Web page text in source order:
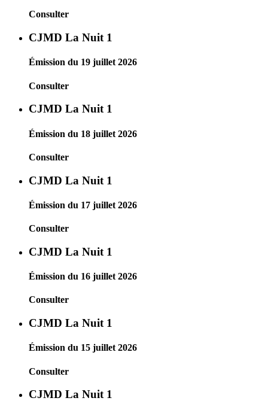
Consulter
CJMD La Nuit 1
Émission du 19 juillet 2026
Consulter
CJMD La Nuit 1
Émission du 18 juillet 2026
Consulter
CJMD La Nuit 1
Émission du 17 juillet 2026
Consulter
CJMD La Nuit 1
Émission du 16 juillet 2026
Consulter
CJMD La Nuit 1
Émission du 15 juillet 2026
Consulter
CJMD La Nuit 1